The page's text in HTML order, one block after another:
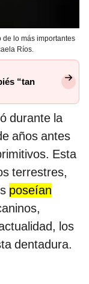
de lo más importantes
Ríos.
“tan
durante la
años antes
Esta
terrestres,
poseían
los
dentadura.